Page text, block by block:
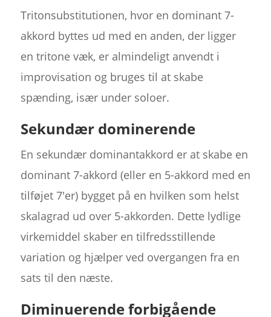
Tritonsubstitutionen, hvor en dominant 7-
akkord byttes ud med en anden, der ligger
en tritone væk, er almindeligt anvendt i
improvisation og bruges til at skabe
spænding, især under soloer.
Sekundær dominerende
En sekundær dominantakkord er at skabe en
dominant 7-akkord (eller en 5-akkord med en
tilføjet 7'er) bygget på en hvilken som helst
skalagrad ud over 5-akkorden. Dette lydlige
virkemiddel skaber en tilfredsstillende
variation og hjælper ved overgangen fra en
sats til den næste.
Diminuerende forbigående